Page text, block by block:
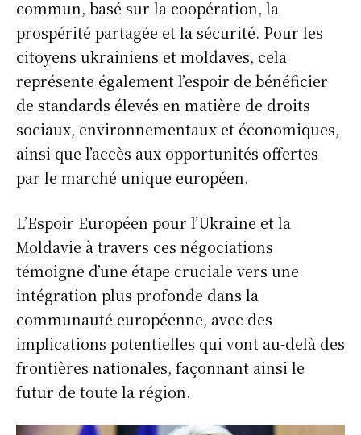
Info Du Net
S’abonner pour plus de contenus
Mon compte
Plan du site
Afrique
Amériques
Asie
commun, basé sur la coopération, la
prospérité partagée et la sécurité. Pour les
citoyens ukrainiens et moldaves, cela
représente également l’espoir de bénéficier
de standards élevés en matière de droits
sociaux, environnementaux et économiques,
ainsi que l’accès aux opportunités offertes
par le marché unique européen.
L’Espoir Européen pour l’Ukraine et la
Moldavie à travers ces négociations
témoigne d’une étape cruciale vers une
intégration plus profonde dans la
communauté européenne, avec des
implications potentielles qui vont au-delà des
frontières nationales, façonnant ainsi le
futur de toute la région.